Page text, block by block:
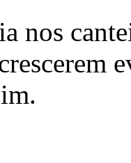
nos